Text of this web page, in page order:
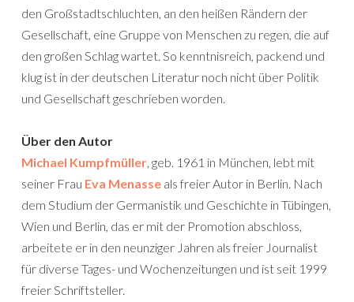
den Großstadtschluchten, an den heißen Rändern der
Gesellschaft, eine Gruppe von Menschen zu regen, die auf
den großen Schlag wartet. So kenntnisreich, packend und
klug ist in der deutschen Literatur noch nicht über Politik
und Gesellschaft geschrieben worden.
Über den Autor
Michael Kumpfmüller, geb. 1961 in München, lebt mit
seiner Frau Eva Menasse als freier Autor in Berlin. Nach
dem Studium der Germanistik und Geschichte in Tübingen,
Wien und Berlin, das er mit der Promotion abschloss,
arbeitete er in den neunziger Jahren als freier Journalist
für diverse Tages- und Wochenzeitungen und ist seit 1999
freier Schriftsteller.